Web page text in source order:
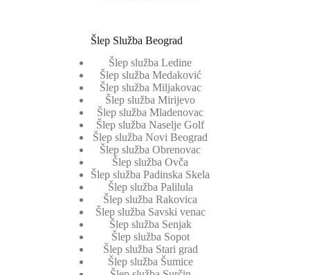
Šlep Služba Beograd
Šlep služba Ledine
Šlep služba Medaković
Šlep služba Miljakovac
Šlep služba Mirijevo
Šlep služba Mladenovac
Šlep služba Naselje Golf
Šlep služba Novi Beograd
Šlep služba Obrenovac
Šlep služba Ovča
Šlep služba Padinska Skela
Šlep služba Palilula
Šlep služba Rakovica
Šlep služba Savski venac
Šlep služba Senjak
Šlep služba Sopot
Šlep služba Stari grad
Šlep služba Šumice